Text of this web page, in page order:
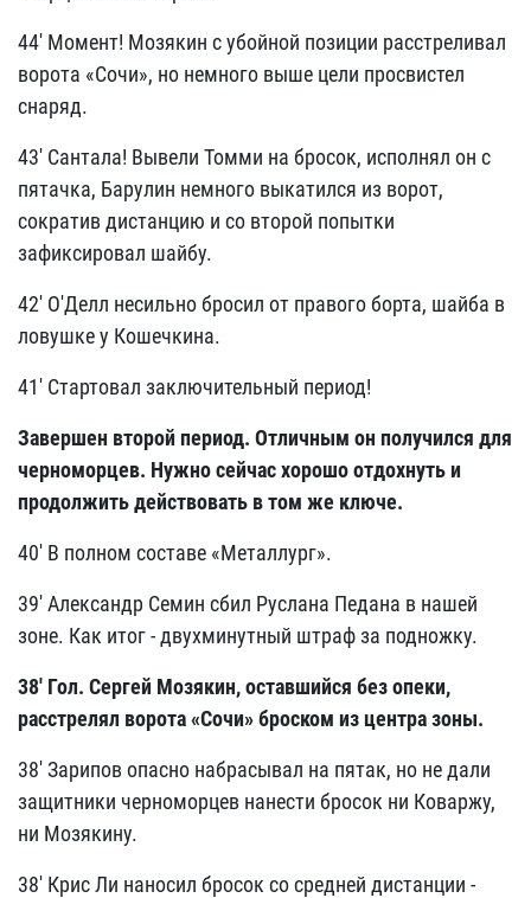
44' Момент! Мозякин с убойной позиции расстреливал
ворота «Сочи», но немного выше цели просвистел
снаряд.
43' Сантала! Вывели Томми на бросок, исполнял он с
пятачка, Барулин немного выкатился из ворот,
сократив дистанцию и со второй попытки
зафиксировал шайбу.
42' О'Делл несильно бросил от правого борта, шайба в
ловушке у Кошечкина.
41' Стартовал заключительный период!
Завершен второй период. Отличным он получился для
черноморцев. Нужно сейчас хорошо отдохнуть и
продолжить действовать в том же ключе.
40' В полном составе «Металлург».
39' Александр Семин сбил Руслана Педана в нашей
зоне. Как итог - двухминутный штраф за подножку.
38' Гол. Сергей Мозякин, оставшийся без опеки,
расстрелял ворота «Сочи» броском из центра зоны.
38' Зарипов опасно набрасывал на пятак, но не дали
защитники черноморцев нанести бросок ни Коваржу,
ни Мозякину.
38' Крис Ли наносил бросок со средней дистанции -